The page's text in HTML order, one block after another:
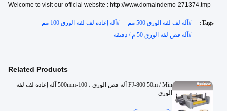
Welcome to visit our official website : http://www.domaindemo-271374.tmp
Tags:
# آلة لف لفة الورق 500 مم # آلة إعادة لف لفة الورق 100 مم
# آلة قص لفة الورق 50 م / دقيقة
Related Products
FJ-800 50m / Min آلة قص الورق ، 100-500mm آلة إعادة لف لفة
الورق